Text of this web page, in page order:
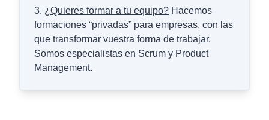
3. ¿Quieres formar a tu equipo? Hacemos
formaciones “privadas” para empresas, con las
que transformar vuestra forma de trabajar.
Somos especialistas en Scrum y Product
Management.